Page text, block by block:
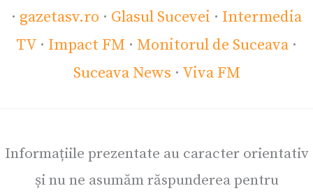
· gazetasv.ro · Glasul Sucevei · Intermedia
TV · Impact FM · Monitorul de Suceava ·
Suceava News · Viva FM
Informațiile prezentate au caracter orientativ
și nu ne asumăm răspunderea pentru